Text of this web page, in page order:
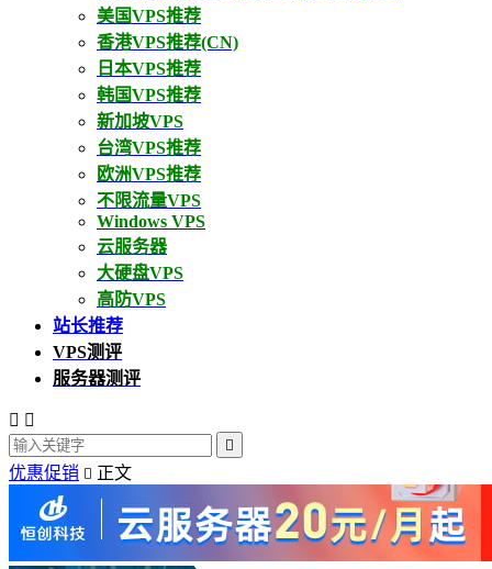
美国VPS推荐
香港VPS推荐(CN)
日本VPS推荐
韩国VPS推荐
新加坡VPS
台湾VPS推荐
欧洲VPS推荐
不限流量VPS
Windows VPS
云服务器
大硬盘VPS
高防VPS
站长推荐
VPS测评
服务器测评
 

优惠促销  正文